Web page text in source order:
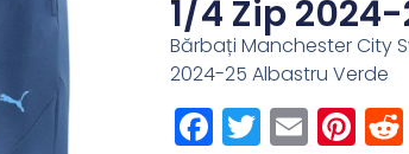
1/4 Zip
Bărbați Manchester City
2024-25 Albastru Verde
Facebook
Twitter
Email